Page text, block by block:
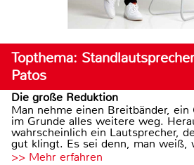
Topthema:
Patos
Die große Reduktion
Man nehme einen Breitbänder, ein
im Grunde alles weitere weg.
wahrscheinlich ein Lautsprecher,
gut klingt. Es sei denn, man weiß,
>> Mehr erfahren